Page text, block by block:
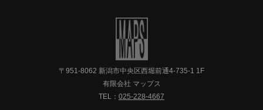
〒951-8062 新潟市中央区西堀前通4-735-1 1F
有限会社 マップス
TEL： 025-228-4667